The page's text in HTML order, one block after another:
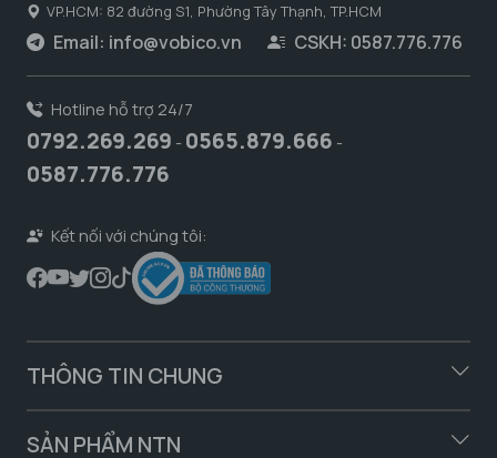
VP.HCM: 82 đường S1, Phường Tây Thạnh, TP.HCM
Email: info@vobico.vn CSKH: 0587.776.776
Hotline hỗ trợ 24/7
0792.269.269 - 0565.879.666 -
0587.776.776
Kết nối với chúng tôi:
THÔNG TIN CHUNG
SẢN PHẨM NTN